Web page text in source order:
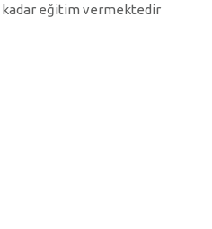
kadar eğitim vermektedir